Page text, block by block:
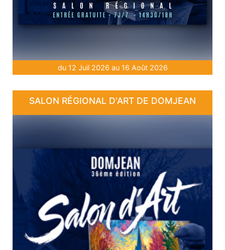
du 12 Juil 2026 au 16 Août 2026
SALON RÉGIONAL D'ART DE DOMJEAN